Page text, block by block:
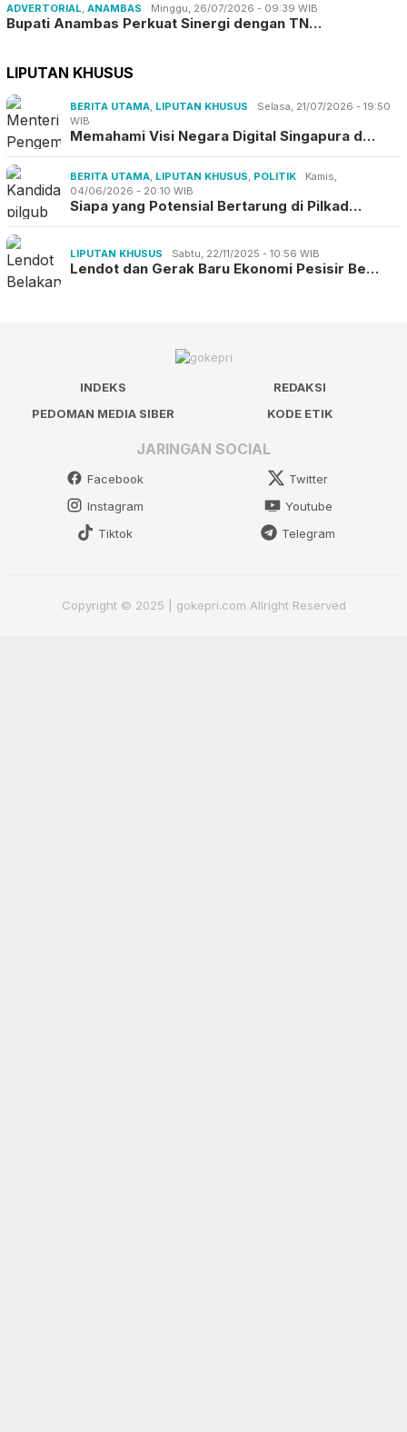
ADVERTORIAL, ANAMBAS Minggu, 26/07/2026 - 09:39 WIB
Bupati Anambas Perkuat Sinergi dengan TN…
LIPUTAN KHUSUS
BERITA UTAMA, LIPUTAN KHUSUS
Selasa, 21/07/2026 - 19:50
WIB
Memahami Visi Negara Digital Singapura d…
BERITA UTAMA, LIPUTAN KHUSUS, POLITIK
Kamis,
04/06/2026 - 20:10 WIB
Siapa yang Potensial Bertarung di Pilkad…
LIPUTAN KHUSUS Sabtu, 22/11/2025 - 10:56 WIB
Lendot dan Gerak Baru Ekonomi Pesisir Be…
INDEKS
REDAKSI
PEDOMAN MEDIA SIBER
KODE ETIK
JARINGAN SOCIAL
Facebook
Twitter
Instagram
Youtube
Tiktok
Telegram
Copyright © 2025 | gokepri.com Allright Reserved